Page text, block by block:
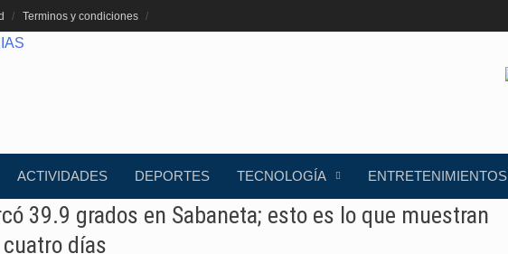
Terminos y condiciones
ACTIVIDADES DEPORTES TECNOLOGÍA ENTRETENIMIENTOS
39.9 grados en Sabaneta; esto es lo que muestran
días